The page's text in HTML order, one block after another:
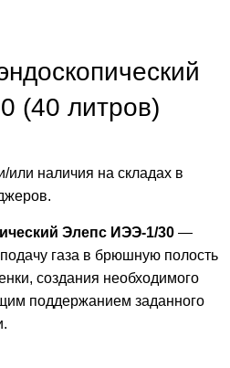
(40 литров)
или наличия на складах в
Элепс ИЭЭ-1/30 —
газа в брюшную полость
создания необходимого
поддержанием заданного